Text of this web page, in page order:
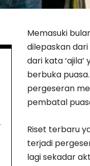
Memasuki
dilepaskan
dari kata
berbuka
pergeseran
pembatal
Riset terbaru
terjadi
lagi sekadar